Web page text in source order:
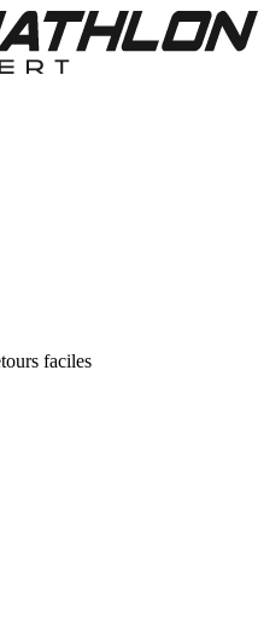
faciles